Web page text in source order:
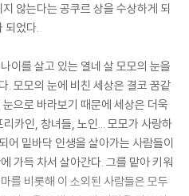
않는다는 공쿠르 상을 수상하게 되
되었다.
이를 살고 있는 열네 살 모모의 눈을
. 모모의 눈에 비친 세상은 결코 꿈같
으로 바라보기 때문에 세상은 더욱
카인, 창녀들, 노인... 모모가 사랑하
어 밑바닥 인생을 살아가는 사람들이
가득 차서 살아간다. 그를 맡아 키워
를 비롯해 이 소외된 사람들은 모두